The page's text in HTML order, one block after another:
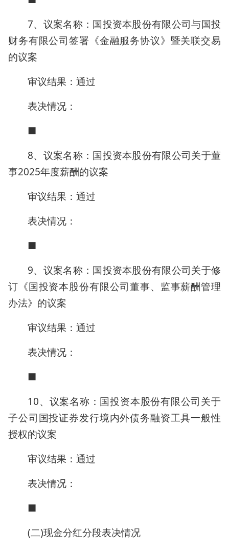
7、议案名称：国投资本股份有限公司与国投
财务有限公司签署《金融服务协议》暨关联交易
的议案
审议结果：通过
表决情况：
■
8、议案名称：国投资本股份有限公司关于董
事2025年度薪酬的议案
审议结果：通过
表决情况：
■
9、议案名称：国投资本股份有限公司关于修
订《国投资本股份有限公司董事、监事薪酬管理
办法》的议案
审议结果：通过
表决情况：
■
10、议案名称：国投资本股份有限公司关于
子公司国投证券发行境内外债务融资工具一般性
授权的议案
审议结果：通过
表决情况：
■
(二)现金分红分段表决情况